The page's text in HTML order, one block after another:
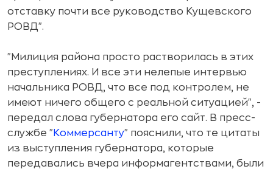
отставку почти все руководство Кущевского
РОВД".
"Милиция района просто растворилась в этих
преступлениях. И все эти нелепые интервью
начальника РОВД, что все под контролем, не
имеют ничего общего с реальной ситуацией", -
передал слова губернатора его сайт. В пресс-
службе " Коммерсанту" пояснили, что те цитаты
из выступления губернатора, которые
передавались вчера информагентствами, были